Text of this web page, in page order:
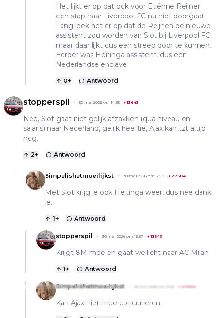
Het lijkt er op dat ook voor Etiënne Reijnen
een stap naar Liverpool FC nu niet doorgaat.
Lang leek het er op dat de Reijnen de nieuwe
assistent zou worden van Slot bij Liverpool FC,
maar daar lijkt dus een streep door te kunnen.
Eerder was Heitinga assistent, dus een
Nederlandse enclave
0+ Antwoord
stopperspil 30 mei 2026 om 14:33 +13643
Nee, Slot gaat niet gelijk afzakken (qua niveau en
salaris) naar Nederland, gelijk heeftie, Ajax kan tzt altijd
nog.
2+ Antwoord
Simpelishetmoeilijkst 30 mei 2026 om 16:10 + 27604
Met Slot krijg je ook Heitinga weer, dus nee dank
je.
1+ Antwoord
stopperspil 30 mei 2026 om 16:37 +13643
Krijgt 8M mee en gaat wellicht naar AC Milan
1+ Antwoord
Simpelishetmoeilijkst 30 mei 2026 om 21:22 + 27604
Kan Ajax niet mee concurreren.